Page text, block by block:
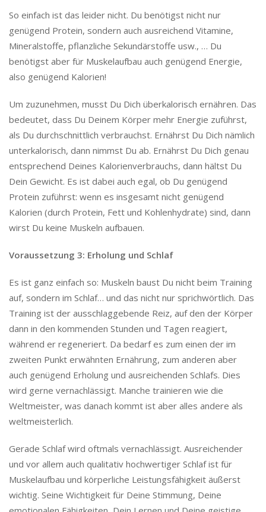
So einfach ist das leider nicht. Du benötigst nicht nur
genügend Protein, sondern auch ausreichend Vitamine,
Mineralstoffe, pflanzliche Sekundärstoffe usw., … Du
benötigst aber für Muskelaufbau auch genügend Energie,
also genügend Kalorien!
Um zuzunehmen, musst Du Dich überkalorisch ernähren. Das
bedeutet, dass Du Deinem Körper mehr Energie zuführst,
als Du durchschnittlich verbrauchst. Ernährst Du Dich nämlich
unterkalorisch, dann nimmst Du ab. Ernährst Du Dich genau
entsprechend Deines Kalorienverbrauchs, dann hältst Du
Dein Gewicht. Es ist dabei auch egal, ob Du genügend
Protein zuführst: wenn es insgesamt nicht genügend
Kalorien (durch Protein, Fett und Kohlenhydrate) sind, dann
wirst Du keine Muskeln aufbauen.
Voraussetzung 3: Erholung und Schlaf
Es ist ganz einfach so: Muskeln baust Du nicht beim Training
auf, sondern im Schlaf… und das nicht nur sprichwörtlich. Das
Training ist der ausschlaggebende Reiz, auf den der Körper
dann in den kommenden Stunden und Tagen reagiert,
während er regeneriert. Da bedarf es zum einen der im
zweiten Punkt erwähnten Ernährung, zum anderen aber
auch genügend Erholung und ausreichenden Schlafs. Dies
wird gerne vernachlässigt. Manche trainieren wie die
Weltmeister, was danach kommt ist aber alles andere als
weltmeisterlich.
Gerade Schlaf wird oftmals vernachlässigt. Ausreichender
und vor allem auch qualitativ hochwertiger Schlaf ist für
Muskelaufbau und körperliche Leistungsfähigkeit äußerst
wichtig. Seine Wichtigkeit für Deine Stimmung, Deine